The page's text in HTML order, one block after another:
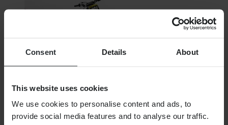
Consent Details About
This website uses cookies
We use cookies to personalise content and ads, to
provide social media features and to analyse our traffic.
€ 129,99